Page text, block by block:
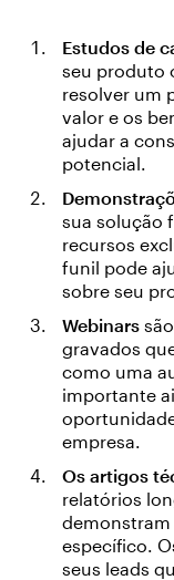
Estudos de
seu produto
resolver um
valor e os
ajudar a
potencial.
sua solução
recursos
funil pode
sobre seu
Webinars
gravados
como uma
importante
empresa.
Os artigos
relatórios
demonstram
específico.
seus leads